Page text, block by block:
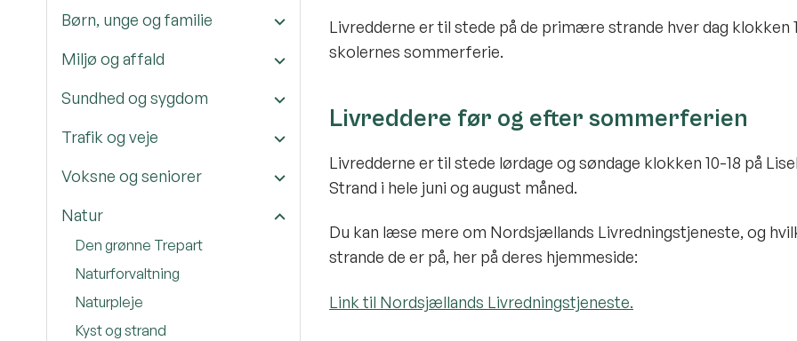
Børn, unge og familie
Miljø og affald
Sundhed og sygdom
Trafik og veje
Voksne og seniorer
Natur
Den grønne Trepart
Naturforvaltning
Naturpleje
Kyst og strand
Livredderne er til stede på de primære strande hver dag klokken
skolernes sommerferie.
Livreddere før og efter sommerferien
Livredderne er til stede lørdage og søndage klokken 10-18 på
Strand i hele juni og august måned.
Du kan læse mere om Nordsjællands Livredningstjeneste, og
strande de er på, her på deres hjemmeside:
Link til Nordsjællands Livredningstjeneste.